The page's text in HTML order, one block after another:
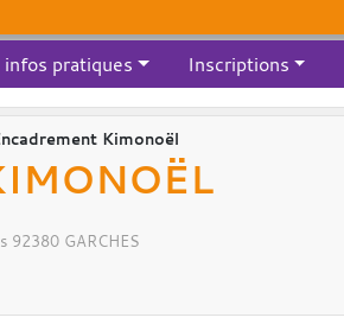
infos pratiques Inscriptions
Kimonoël
92380 GARCHES